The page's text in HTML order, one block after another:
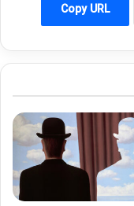
Copy URL